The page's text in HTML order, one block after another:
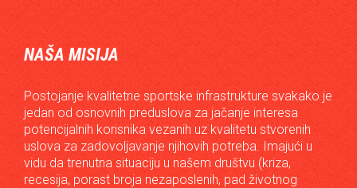
NAŠA MISIJA
Postojanje kvalitetne sportske infrastrukture svakako je
jedan od osnovnih preduslova za jačanje interesa
potencijalnih korisnika vezanih uz kvalitetu stvorenih
uslova za zadovoljavanje njihovih potreba. Imajući u
vidu da trenutna situaciju u našem društvu (kriza,
recesija, porast broja nezaposlenih, pad životnog